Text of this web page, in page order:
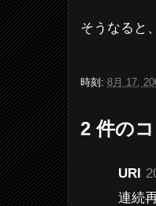
そうなると
時刻: 8月 17,
2 件の
URI
連続